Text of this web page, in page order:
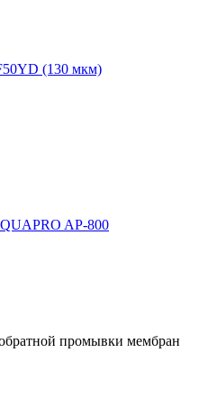
(130 мкм)
AP-800
промывки мембран